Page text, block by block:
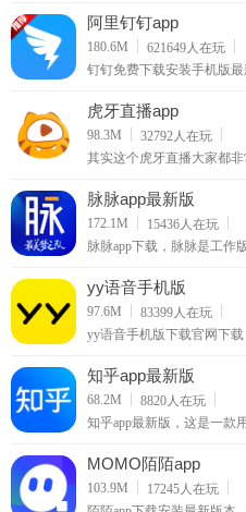
自从Periscope火起来后国
纷纷冒出头。
阿里钉钉app
180.6M 621649 人在玩
钉钉免费下载安装手机版
码登录和验证码登录，阿里
引领高效沟通新潮流。
虎牙直播app
98.3M 32792 人在玩
其实这个虎牙直播大家都
了，想必许多玩家们都还
脉脉app最新版
172.1M 15436 人在玩
脉脉app下载，脉脉是工作
人脉一键挖掘你看不到的
将你的微博数据。
yy语音手机版
97.6M 83399 人在玩
yy语音手机版下载官网下
地在手机上，免费收听到
知乎app最新版
68.2M 8820 人在玩
知乎app最新版，这是一款
识、经验、见解和判断力
MOMO陌陌app
103.9M 17245 人在玩